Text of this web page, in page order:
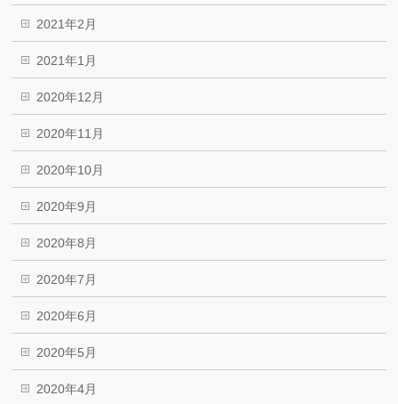
2021年2月
2021年1月
2020年12月
2020年11月
2020年10月
2020年9月
2020年8月
2020年7月
2020年6月
2020年5月
2020年4月